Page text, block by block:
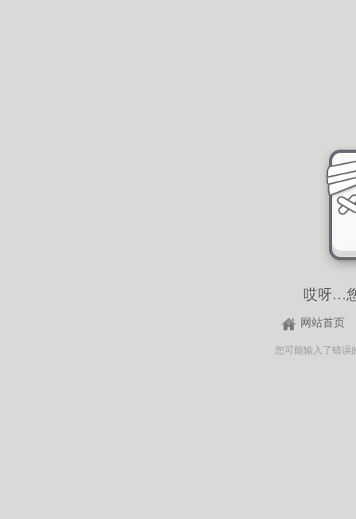
哎呀…
网站首页
您可能输入了错误